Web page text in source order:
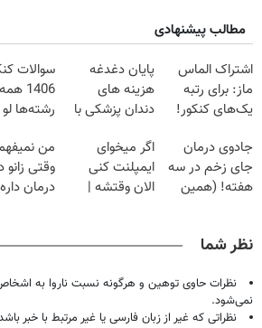
مطالب پیشنهادی
اشتراک الماس
ماز: برای رتبه
یک‌های کنکور!
پایان دغدغه
هزینه های
دندان پزشکی با
خانگی
سوالات
1406 همه
رشته‌ها لو
جادوی درمان
جای زخم در سه
هفته! (همین
اگر میخوای
ایمپلنت کنی
الان وقتشه |
من
وقتی زانو
درمان
نظر شما
نظرات حاوی توهین و هرگونه نسبت ناروا به
نمی‌شود.
نظراتی که غیر از زبان فارسی یا غیر مرتبط با خبر